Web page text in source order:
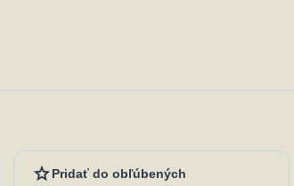
star Pridať do obľúbených